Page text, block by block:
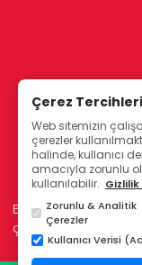
Bu sitede
çoğaltılamaz.
©
Çerez Tercihleri
Web sitemizin
çerezler
halinde, kullanıcı
amacıyla zorunlu
kullanılabilir.
Zorunlu & Analitik
Çerezler
Kullanıcı Verisi